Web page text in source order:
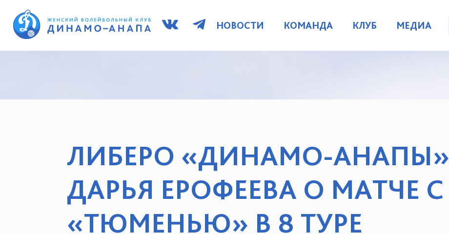
НОВОСТИ КОМАНДА КЛУБ МЕДИА
ЛИБЕРО «ДИНАМО-АНАПЫ»
ДАРЬЯ ЕРОФЕЕВА О МАТЧЕ С
«ТЮМЕНЬЮ» В 8 ТУРЕ